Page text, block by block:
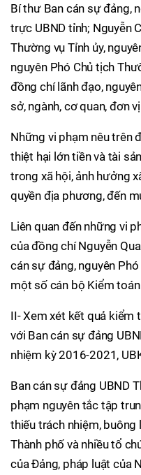
Bí thư Ban cán sự đảng,
trực UBND tỉnh; Nguyễn
Thường vụ Tỉnh ủy,
nguyên Phó Chủ tịch
đồng chí lãnh đạo,
sở, ngành, cơ quan, đơn
Những vi phạm nêu trên
thiệt hại lớn tiền và tài
trong xã hội, ảnh hưởng
quyền địa phương, đến
Liên quan đến những vi
của đồng chí Nguyễn
cán sự đảng, nguyên
một số cán bộ Kiểm
II- Xem xét kết quả kiểm
với Ban cán sự đảng
nhiệm kỳ 2016-2021,
Ban cán sự đảng UBND
phạm nguyên tắc tập
thiếu trách nhiệm, buông
Thành phố và nhiều tổ
của Đảng, pháp luật của